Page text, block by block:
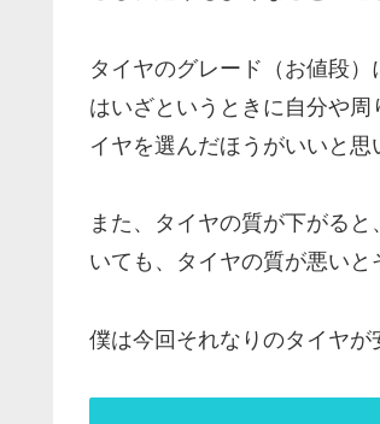
タイヤのグレード（お値段
はいざというときに自分や
イヤを選んだほうがいいと思
また、タイヤの質が下がる
いても、タイヤの質が悪いと
僕は今回それなりのタイヤが